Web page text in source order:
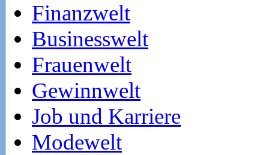
Finanzwelt
Businesswelt
Frauenwelt
Gewinnwelt
Job und Karriere
Modewelt